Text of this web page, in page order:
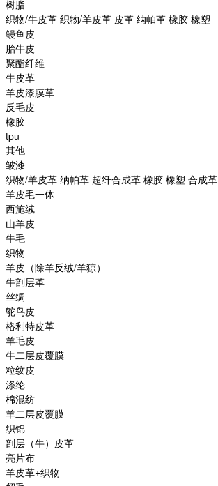
树脂
织物/牛皮革 织物/羊皮革 皮革 纳帕革 橡胶 橡塑
鳗鱼皮
胎牛皮
聚酯纤维
牛皮革
羊皮漆膜革
反毛皮
橡胶
tpu
其他
皱漆
织物/羊皮革 纳帕革 超纤合成革 橡胶 橡塑 合成革
羊皮毛一体
西施绒
山羊皮
牛毛
织物
羊皮（除羊反绒/羊猄）
牛剖层革
丝绸
鸵鸟皮
格利特皮革
羊毛皮
牛二层皮覆膜
粒纹皮
涤纶
棉混纺
羊二层皮覆膜
织锦
剖层（牛）皮革
亮片布
羊皮革+织物